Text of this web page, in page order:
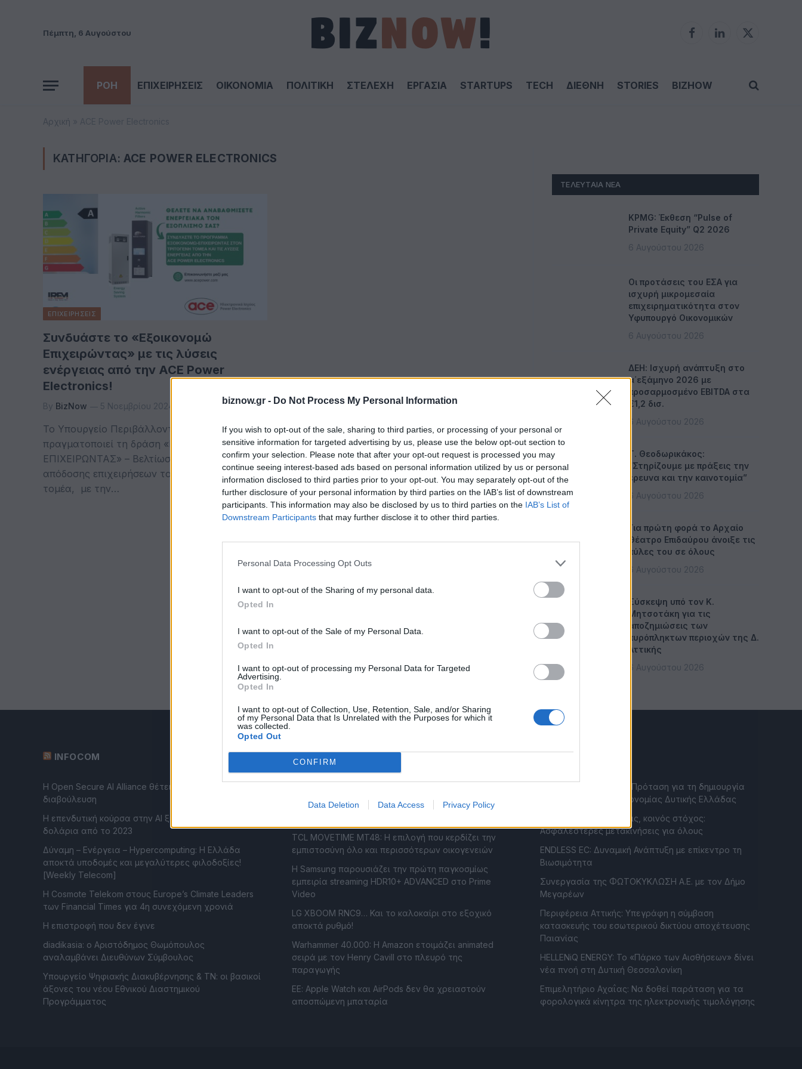
biznow.gr - Do Not Process My Personal Information
If you wish to opt-out of the sale, sharing to third parties, or processing of your personal or
sensitive information for targeted advertising by us, please use the below opt-out section to
confirm your selection. Please note that after your opt-out request is processed you may
continue seeing interest-based ads based on personal information utilized by us or personal
information disclosed to third parties prior to your opt-out. You may separately opt-out of the
further disclosure of your personal information by third parties on the IAB’s list of downstream
participants. This information may also be disclosed by us to third parties on the IAB’s List of
Downstream Participants that may further disclose it to other third parties.
Personal Data Processing Opt Outs
I want to opt-out of the Sharing of my personal data.
Opted In
I want to opt-out of the Sale of my Personal Data.
Opted In
I want to opt-out of processing my Personal Data for Targeted
Advertising.
Opted In
I want to opt-out of Collection, Use, Retention, Sale, and/or Sharing
of my Personal Data that Is Unrelated with the Purposes for which it
was collected.
Opted Out
CONFIRM
Data Deletion Data Access Privacy Policy
Πέμπτη, 6 Αυγούστου
FacebookLinkedIn
X
ΡΟΗ ΕΠΙΧΕΙΡΗΣΕΙΣ ΟΙΚΟΝΟΜΙΑ ΠΟΛΙΤΙΚΗ ΣΤΕΛΕΧΗ ΕΡΓΑΣΙΑ STARTUPS TECH ΔΙΕΘΝΗ STORIES BIZHOW
Αρχική
ΚΑΤΗΓΟΡΙΑ:ACE POWER ELECTRONICS
ΕΠΙΧΕΙΡΗΣΕΙΣ
Συνδυάστε το «Εξοικονομώ
Επιχειρώντας» με τις λύσεις
ενέργειας από την ACE Power
Electronics!
By BizNow 5 Νοεμβρίου 2024
Το Υπουργείο Περιβάλλοντος και Ενέργειας
πραγματοποιεί τη δράση «ΕΞΟΙΚΟΝΟΜΩ-
ΕΠΙΧΕΙΡΩΝΤΑΣ» – Βελτίωση της ενεργειακής
απόδοσης επιχειρήσεων του τριτογενούς
τομέα, με την…
ΤΕΛΕΥΤΑΊΑ ΝΈΑ
KPMG: Έκθεση “Pulse of
Private Equity” Q2 2026
6 Αυγούστου 2026
Οι προτάσεις του ΕΣΑ για
ισχυρή μικρομεσαία
επιχειρηματικότητα στον
Υφυπουργό Οικονομικών
6 Αυγούστου 2026
ΔΕΗ: Ισχυρή ανάπτυξη στο
α΄εξάμηνο 2026 με
προσαρμοσμένο EBITDA στα
€1,2 δισ.
6 Αυγούστου 2026
Τ. Θεοδωρικάκος:
“Στηρίζουμε με πράξεις την
έρευνα και την καινοτομία”
6 Αυγούστου 2026
Για πρώτη φορά το Αρχαίο
Θέατρο Επιδαύρου άνοιξε τις
πύλες του σε όλους
6 Αυγούστου 2026
Σύσκεψη υπό τον Κ.
Μητσοτάκη για τις
αποζημιώσεις των
πυρόπληκτων περιοχών της Δ.
Αττικής
6 Αυγούστου 2026
INFOCOM
Η Open Secure AI Alliance θέτει το SAFE σε δημόσια
διαβούλευση
Η επενδυτική κούρσα στην AI ξεπερνά το ένα τρισ.
δολάρια από το 2023
Δύναμη – Ενέργεια – Ηypercomputing: Η Ελλάδα
αποκτά υποδομές και μεγαλύτερες φιλοδοξίες!
[Weekly Telecom]
Η Cosmote Telekom στους Europe’s Climate Leaders
των Financial Times για 4η συνεχόμενη χρονιά
Η επιστροφή που δεν έγινε
diadikasia: ο Αριστόδημος Θωμόπουλος
αναλαμβάνει Διευθύνων Σύμβουλος
Υπουργείο Ψηφιακής Διακυβέρνησης & ΤΝ: οι βασικοί
άξονες του νέου Εθνικού Διαστημικού
Προγράμματος
DIGITAL LIFE
έπαθλο 2 εκατομμύρια δολάρια
TCL MOVETIME MT48: Η επιλογή που κερδίζει την
εμπιστοσύνη όλο και περισσότερων οικογενειών
Η Samsung παρουσιάζει την πρώτη παγκοσμίως
εμπειρία streaming HDR10+ ADVANCED στο Prime
Video
LG XBOOM RNC9… Και το καλοκαίρι στο εξοχικό
αποκτά ρυθμό!
Warhammer 40.000: Η Amazon ετοιμάζει animated
σειρά με τον Henry Cavill στο πλευρό της
παραγωγής
ΕΕ: Apple Watch και AirPods δεν θα χρειαστούν
αποσπώμενη μπαταρία
Επιμελητήριο Αχαΐας: Πρόταση για τη δημιουργία
Δικτύου Γαλάζιας Οικονομίας Δυτικής Ελλάδας
Συντονισμένες δράσεις, κοινός στόχος:
Ασφαλέστερες μετακινήσεις για όλους
ENDLESS EC: Δυναμική Ανάπτυξη με επίκεντρο τη
Βιωσιμότητα
Συνεργασία της ΦΩΤΟΚΥΚΛΩΣΗ Α.Ε. με τον Δήμο
Μεγαρέων
Περιφέρεια Αττικής: Υπεγράφη η σύμβαση
κατασκευής του εσωτερικού δικτύου αποχέτευσης
Παιανίας
HELLENiQ ENERGY: Το «Πάρκο των Αισθήσεων» δίνει
νέα πνοή στη Δυτική Θεσσαλονίκη
Επιμελητήριο Αχαΐας: Να δοθεί παράταση για τα
φορολογικά κίνητρα της ηλεκτρονικής τιμολόγησης